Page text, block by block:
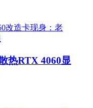
热RTX 4060显